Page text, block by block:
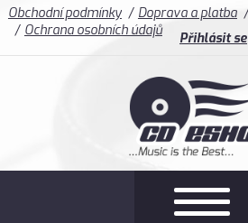
Obchodní podmínky Doprava a platba
Ochrana osobních údajů
Přihlásit se